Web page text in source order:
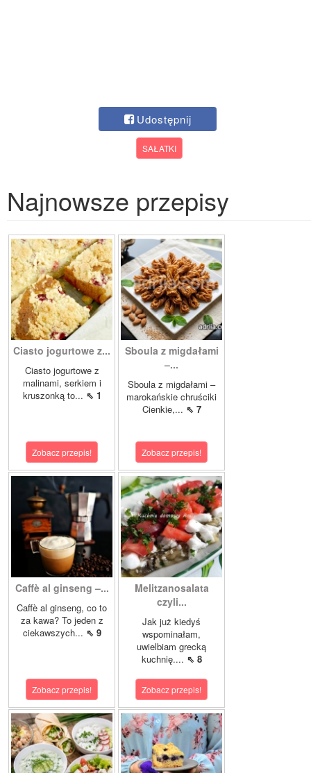
Udostępnij
SAŁATKI
Najnowsze przepisy
Ciasto jogurtowe z...
Ciasto jogurtowe z
malinami, serkiem i
kruszonką to... ⇖ 1
Zobacz przepis!
Sboula z migdałami
–...
Sboula z migdałami –
marokańskie chruściki
Cienkie,... ⇖ 7
Zobacz przepis!
Caffè al ginseng –...
Caffè al ginseng, co to
za kawa? To jeden z
ciekawszych... ⇖ 9
Zobacz przepis!
Melitzanosalata
czyli...
Jak już kiedyś
wspominałam,
uwielbiam grecką
kuchnię.... ⇖ 8
Zobacz przepis!